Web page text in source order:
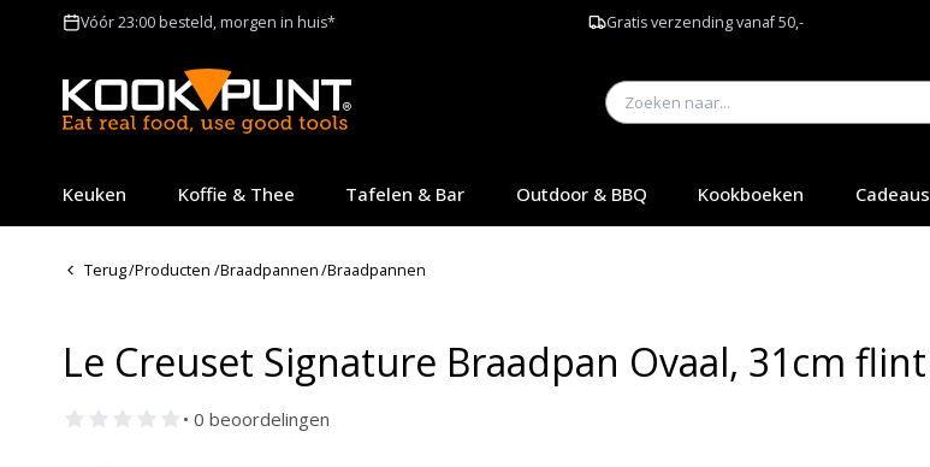
Vóór 23:00 besteld, morgen in huis* Gratis verzending vanaf 50,-
Keuken Koffie & Thee Tafelen & Bar Outdoor & BBQ Kookboeken Cadeaus
Terug/Producten /Braadpannen/Braadpannen
Le Creuset Signature Braadpan Ovaal, 31cm flint
• 0 beoordelingen